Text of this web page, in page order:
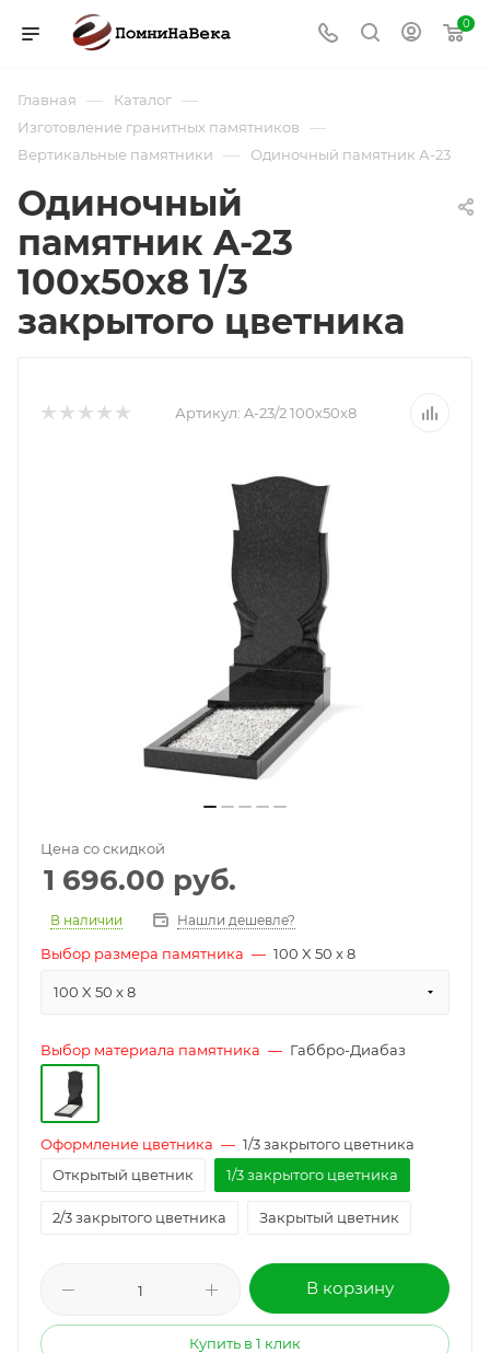
0
Главная — Каталог —
Изготовление гранитных памятников —
Вертикальные памятники — Одиночный памятник А-23
Одиночный
памятник A-23
100х50х8 1/3
закрытого цветника
Артикул: A-23/2 100х50х8
Цена со скидкой
1 696.00 руб.
В наличии Нашли дешевле?
Выбор размера памятника — 100 X 50 x 8
100 X 50 x 8
Выбор материала памятника — Габбро-Диабаз
Оформление цветника — 1/3 закрытого цветника
Открытый цветник
1/3 закрытого цветника
2/3 закрытого цветника Закрытый цветник
В корзину
Купить в 1 клик